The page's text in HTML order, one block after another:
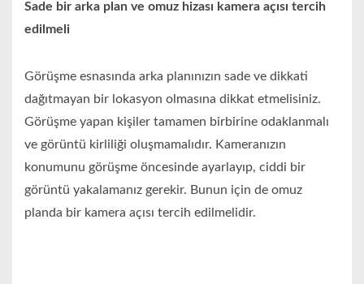
Sade bir arka plan ve omuz hizası kamera açısı tercih
edilmeli
Görüşme esnasında arka planınızın sade ve dikkati
dağıtmayan bir lokasyon olmasına dikkat etmelisiniz.
Görüşme yapan kişiler tamamen birbirine odaklanmalı
ve görüntü kirliliği oluşmamalıdır. Kameranızın
konumunu görüşme öncesinde ayarlayıp, ciddi bir
görüntü yakalamanız gerekir. Bunun için de omuz
planda bir kamera açısı tercih edilmelidir.